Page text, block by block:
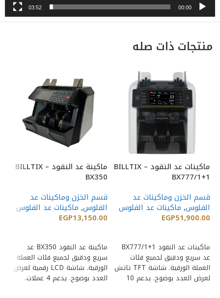
00:00
03:52
منتجات ذات صله
ماكينات عد النقود BILLTIX –
BX777/1+1
قسم الخزن وماكينات عد
الفلوس, ماكينات عد الفلوس
EGP51,900.00
ماكينات عد النقود BX777/1+1
عد سريع ودقيق لجميع فئات
العملة الورقية. شاشة TFT تاتش
لعرض العدد بوضوح. يدعم 10
ماكينة عد النقود BILLTIX –
BX350
قسم الخزن وماكينات عد
الفلوس, ماكينات عد الفلوس
EGP13,150.00
ماكينة عد النقود BX350 عد
سريع ودقيق لجميع فئات العملة
الورقية. شاشة LCD رقمية لعرض
العدد بوضوح. يدعم 4 عملات.